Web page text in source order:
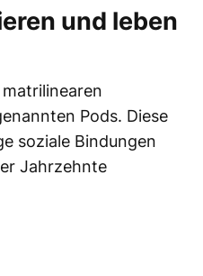
und leben
Pods. Diese
soziale Bindungen
Jahrzehnte